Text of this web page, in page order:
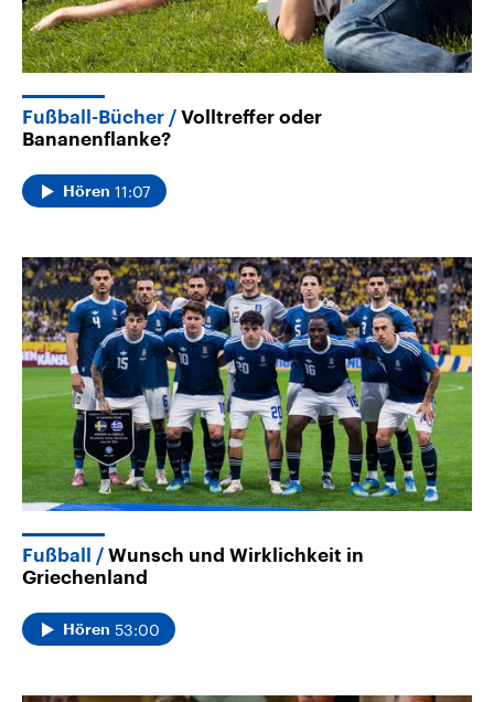
Fußball-Bücher
Volltreffer oder
Bananenflanke?
Hören 11:07
Fußball
Wunsch und Wirklichkeit in
Griechenland
Hören 53:00